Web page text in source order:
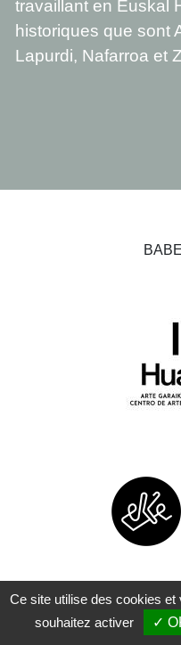
travaillant en Euskal
historiques que sont
Lapurdi, Nafarroa et
Ce site utilise des cookies
souhaitez activer
✓